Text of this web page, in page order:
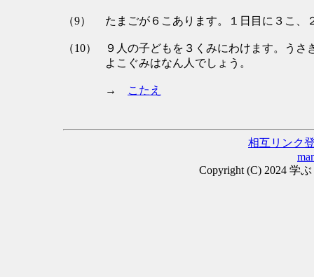
（9） たまごが６こあります。１日目に３こ
（10）
９人の子どもを３くみにわけます。う
よこぐみはなん人でしょう。
→ こたえ
相互リンク
Copyright (C) 2024 学